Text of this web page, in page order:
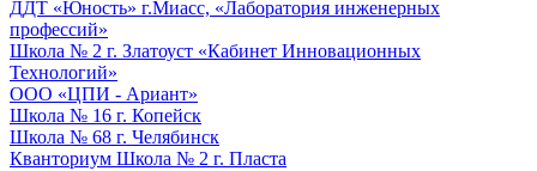
ДДТ «Юность» г.Миасс, «Лаборатория инженерных
профессий»
Школа № 2 г. Златоуст «Кабинет Инновационных
Технологий»
ООО «ЦПИ - Ариант»
Школа № 16 г. Копейск
Школа № 68 г. Челябинск
Кванториум Школа № 2 г. Пласта